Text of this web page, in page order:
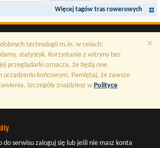
Więcej tagów tras rowerowych
×
technologii m.in. w celach:
statystyk. Korzystanie z witryny bez
przeglądarki oznacza, że będą one
urządzeniu końcowym. Pamiętaj, że zawsze
Szczegóły znajdziesz w Polityce
do serwisu zaloguj się lub jeśli nie masz konta